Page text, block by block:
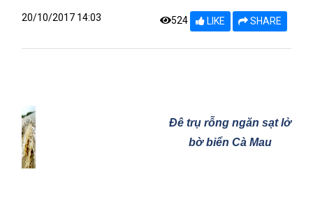
20/10/2017 14:03 524 LIKE SHARE
Đê trụ rỗng ngăn sạt lở
bờ biển Cà Mau